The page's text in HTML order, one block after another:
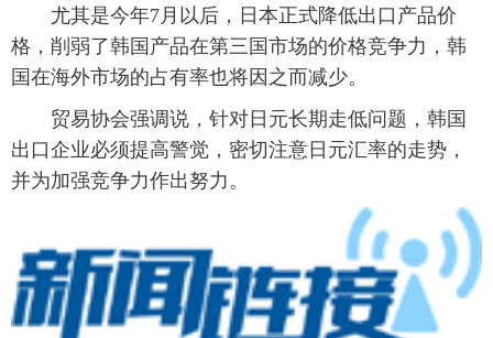
富媒体 摄影 新华广播
新华电视中文 新华电视英文
尤其是今年7月以后，日本正式降低出口产品价
格，削弱了韩国产品在第三国市场的价格竞争力，韩
国在海外市场的占有率也将因之而减少。
贸易协会强调说，针对日元长期走低问题，韩国
出口企业必须提高警觉，密切注意日元汇率的走势，
并为加强竞争力作出努力。